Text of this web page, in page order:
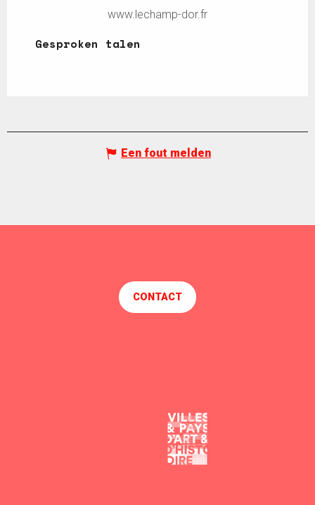
www.lechamp-dor.fr
Gesproken talen
Gesproken talen
Een fout melden
CONTACT